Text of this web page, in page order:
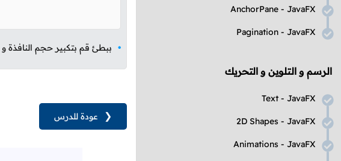
JavaFX
-
AnchorPane
JavaFX
-
Pagination
الرسم و التلوين و التحريك
JavaFX
-
Text
JavaFX
-
2D Shapes
JavaFX
-
Animations
ببطئ قم بتكبير حجم النافذة
❮ عودة للدرس